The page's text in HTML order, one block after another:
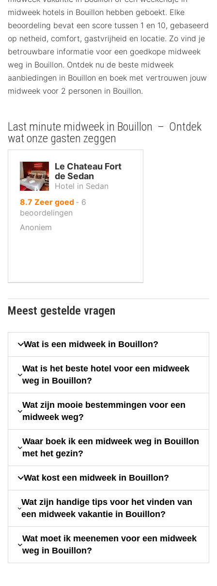
midweek hotels in Bouillon hebben geboekt. Elke
beoordeling bevat een score tussen 1 en 10, gebaseerd
op netheid, comfort, gastvrijheid en locatie. Zo vind je
betrouwbare informatie voor een goedkope midweek
weg in Bouillon. Ontdek nu de beste midweek
aanbiedingen in Bouillon en boek met vertrouwen jouw
midweek voor 2 personen in Bouillon.
Last minute midweek in Bouillon – Ontdek
wat onze gasten zeggen
Le Chateau Fort
de Sedan
Hotel in Sedan
8.7 uit
10
Zeer goed ‐ 6
beoordelingen
Anoniem
Meest gestelde vragen
Wat is een midweek in Bouillon?
Wat is het beste hotel voor een midweek
weg in Bouillon?
Wat zijn mooie bestemmingen voor een
midweek weg?
Waar boek ik een midweek weg in Bouillon
met het gezin?
Wat kost een midweek in Bouillon?
Wat zijn handige tips voor het vinden van
een midweek vakantie in Bouillon?
Wat moet ik meenemen voor een midweek
weg in Bouillon?